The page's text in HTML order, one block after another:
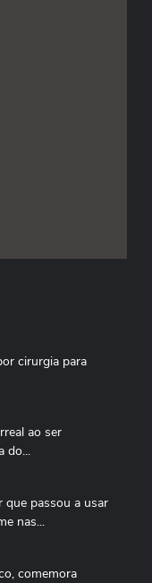
cirurgia para
ao ser
do...
que passou a usar
nas...
comemora